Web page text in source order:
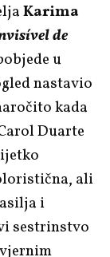
Karima
de
u
nastavio
kada
Duarte
ali
i
sestrinstvo